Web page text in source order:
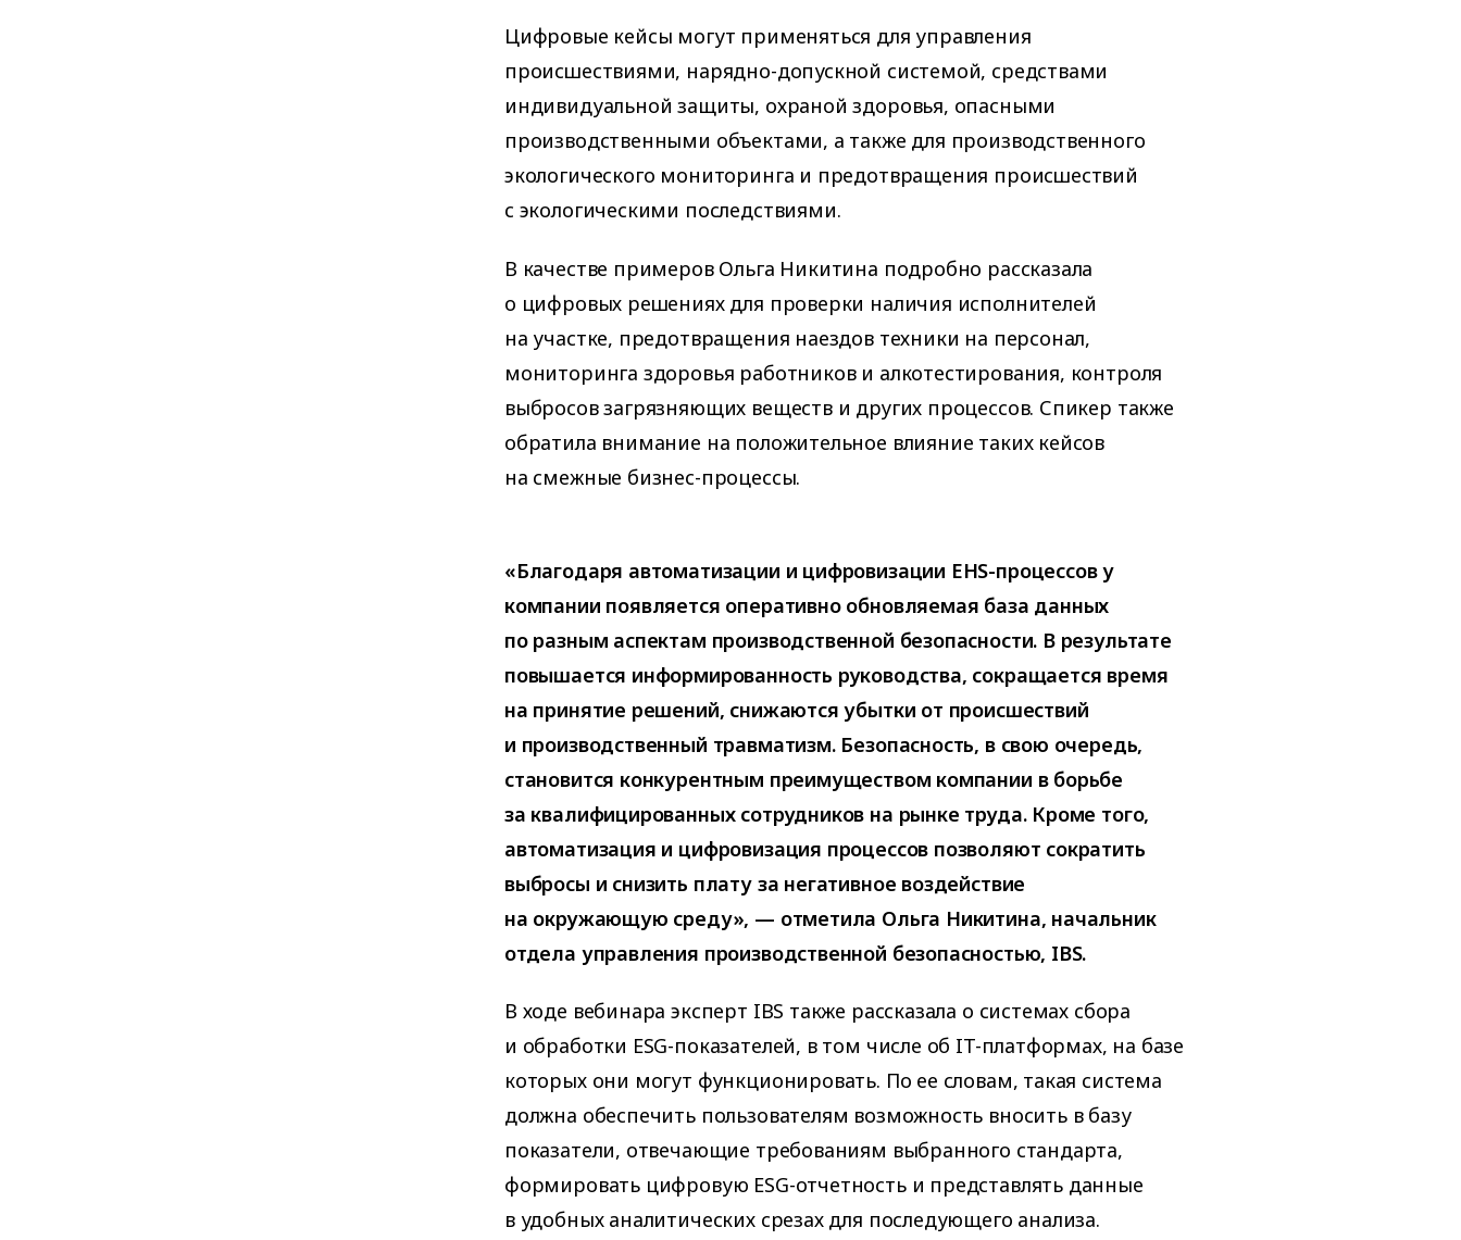
Цифровые кейсы могут применяться для управления
происшествиями, нарядно-допускной системой, средствами
индивидуальной защиты, охраной здоровья, опасными
производственными объектами, а также для производственного
экологического мониторинга и предотвращения происшествий
с экологическими последствиями.
В качестве примеров Ольга Никитина подробно рассказала
о цифровых решениях для проверки наличия исполнителей
на участке, предотвращения наездов техники на персонал,
мониторинга здоровья работников и алкотестирования, контроля
выбросов загрязняющих веществ и других процессов. Спикер также
обратила внимание на положительное влияние таких кейсов
на смежные бизнес-процессы.
«Благодаря автоматизации и цифровизации EHS-процессов у
компании появляется оперативно обновляемая база данных
по разным аспектам производственной безопасности. В результате
повышается информированность руководства, сокращается время
на принятие решений, снижаются убытки от происшествий
и производственный травматизм. Безопасность, в свою очередь,
становится конкурентным преимуществом компании в борьбе
за квалифицированных сотрудников на рынке труда. Кроме того,
автоматизация и цифровизация процессов позволяют сократить
выбросы и снизить плату за негативное воздействие
на окружающую среду», — отметила Ольга Никитина, начальник
отдела управления производственной безопасностью, IBS.
В ходе вебинара эксперт IBS также рассказала о системах сбора
и обработки ESG-показателей, в том числе об IT-платформах, на базе
которых они могут функционировать. По ее словам, такая система
должна обеспечить пользователям возможность вносить в базу
показатели, отвечающие требованиям выбранного стандарта,
формировать цифровую ESG-отчетность и представлять данные
в удобных аналитических срезах для последующего анализа.